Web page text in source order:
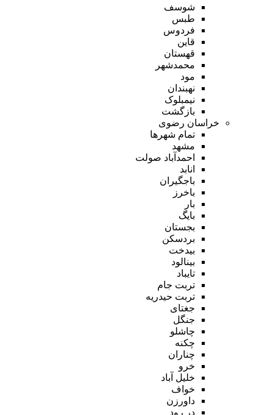
شوسف
طبس
فردوس
قاین
قهستان
محمدشهر
مود
نهبندان
نیمبلوک
بازگشت
خراسان رضوی
تمام شهر‌ها
مشهد
احمدآباد صولت
انابد
باجگیران
باخرز
بار
بایگ
بجستان
بردسکن
بیدخت
بینالود
تایباد
تربت جام
تربت حیدریه
جغتای
جنگل
چاشلو
چکنه
چناران
خرو
خلیل آباد
خواف
داورزن
در رود